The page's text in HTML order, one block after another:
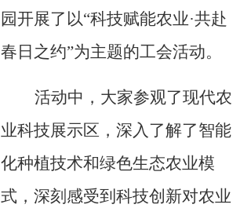
园开展了以“科技赋能农业·共赴
春日之约”为主题的工会活动。
活动中，大家参观了现代农
业科技展示区，深入了解了智能
化种植技术和绿色生态农业模
式，深刻感受到科技创新对农业